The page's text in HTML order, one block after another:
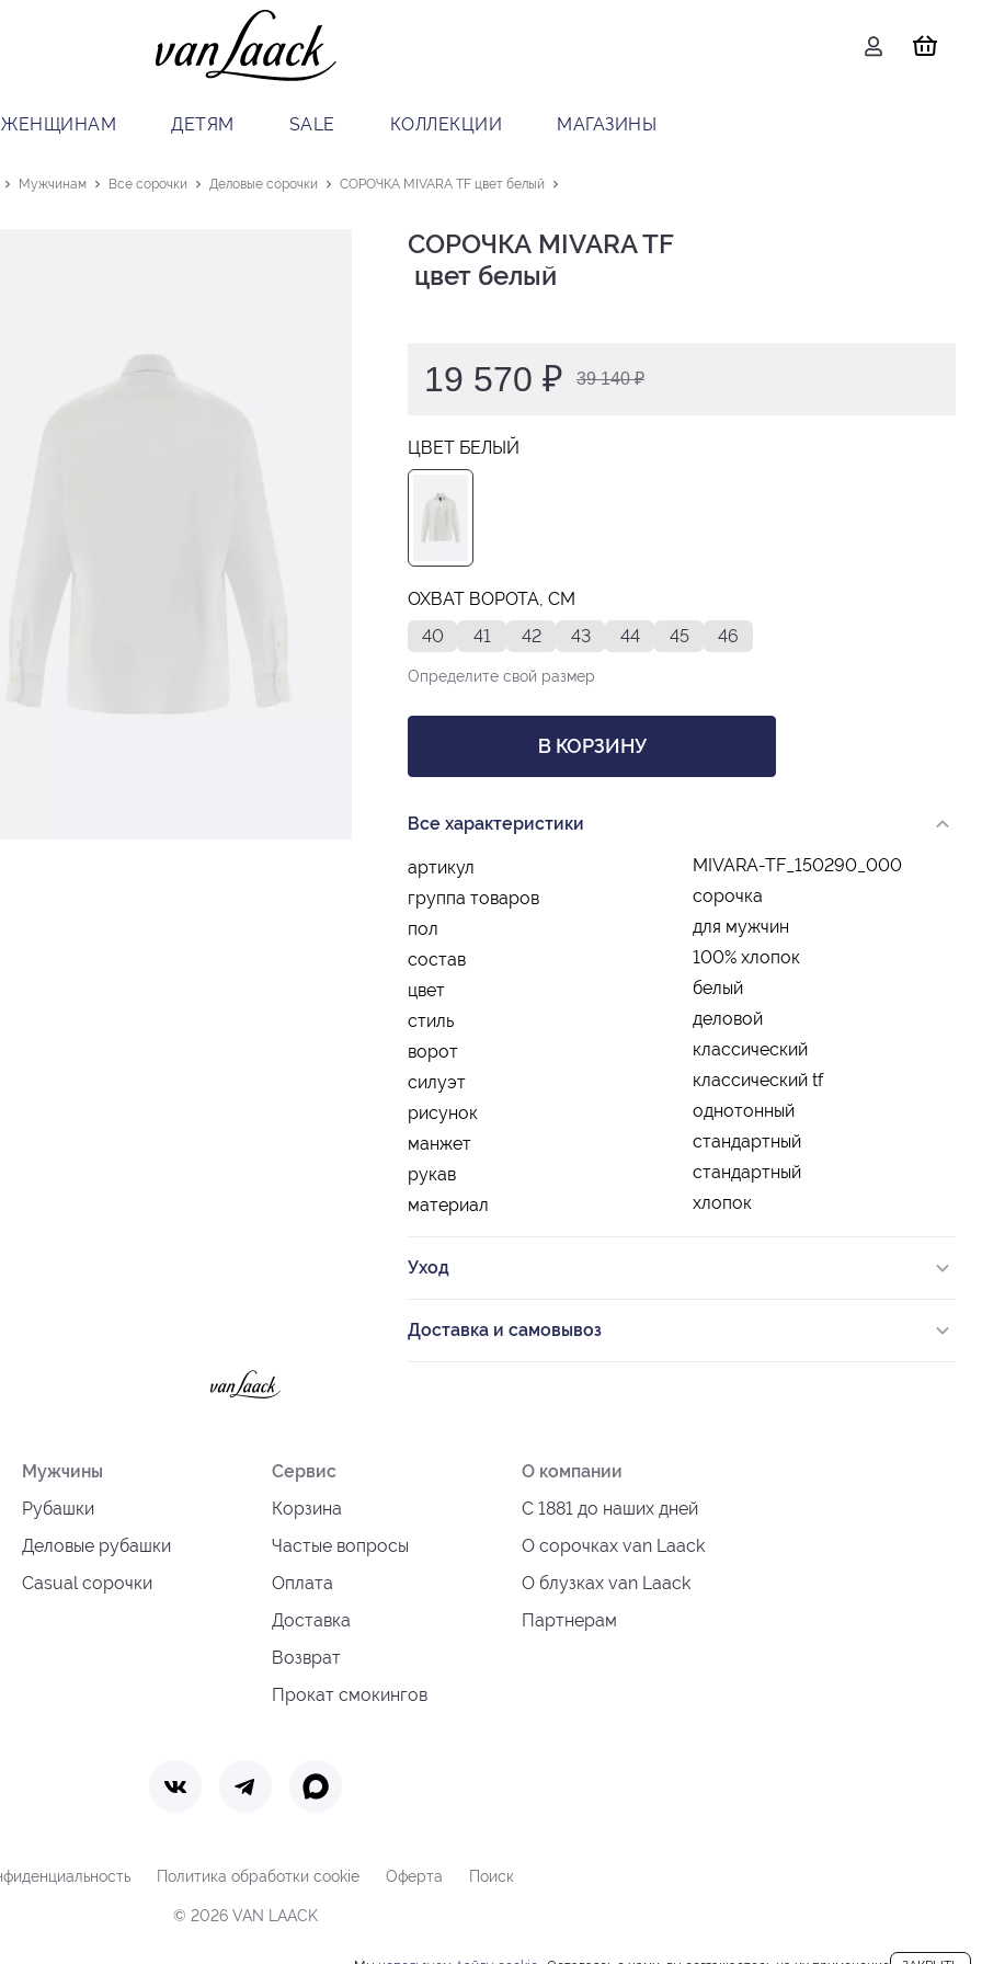
ЖЕНЩИНАМ ДЕТЯМ SALE КОЛЛЕКЦИИ МАГАЗИНЫ
Мужчинам Все сорочки Деловые сорочки СОРОЧКА MIVARA TF цвет белый
СОРОЧКА MIVARA TF
цвет белый
19 570 ₽ 39 140 ₽
ЦВЕТ БЕЛЫЙ
ОХВАТ ВОРОТА, СМ
40
41 42 43 44 45 46
Определите свой размер
В КОРЗИНУ
Все характеристики
артикул
MIVARA-TF_150290_000
группа товаров
сорочка
пол
для мужчин
состав
100% хлопок
цвет
белый
стиль
деловой
ворот
классический
силуэт
классический tf
рисунок
однотонный
манжет
стандартный
рукав
стандартный
материал
хлопок
Уход
Доставка и самовывоз
Мужчины
Рубашки
Деловые рубашки
Casual сорочки
Сервис
Корзина
Частые вопросы
Оплата
Доставка
Возврат
Прокат смокингов
О компании
С 1881 до наших дней
О сорочках van Laack
О блузках van Laack
Партнерам
Политика обработки cookie Оферта Поиск
© 2026 VAN LAACK